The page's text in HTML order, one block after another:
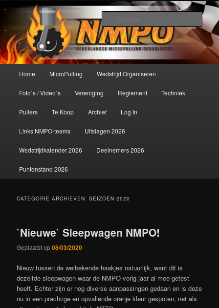
primaire
inhoud
secundaire
inhoudNederlandse MicroPulling
Organisatie
De meest krachtige modelbouwsport ter wereld!
Home MicroPulling Wedstrijd Organiseren
Foto`s / Video`s Vereniging Reglement Techniek
Pullers Te Koop Archief Log In
Links NMPO-teams Uitslagen 2026
Wedstrijdkalender 2026 Deelnemers 2026
Puntenstand 2026
CATEGORIE ARCHIEVEN:SEIZOEN 2020
`Nieuwe` Sleepwagen NMPO!
Geplaatst op08/03/2020
Nieuw tussen de welbekende haakjes natuurlijk, want dit is
dezelfde sleepwagen waar de NMPO vorig jaar al mee getest
heeft. Echter zijn er nog diverse aanpassingen gedaan en is deze
nu in een prachtige en opvallende oranje kleur gespoten, net als